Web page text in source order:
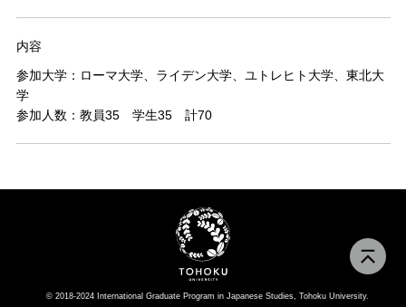
内容
参加大学：ローマ大学、ライデン大学、ユトレヒト大学、東北大
学
参加人数：教員35 学生35 計70
© 2018-2024 International Graduate Program in Japanese Studies, Tohoku University.